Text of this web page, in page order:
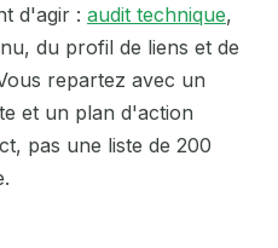
d'agir : audit technique,
du profil de liens et de
repartez avec un
et un plan d'action
pas une liste de 200